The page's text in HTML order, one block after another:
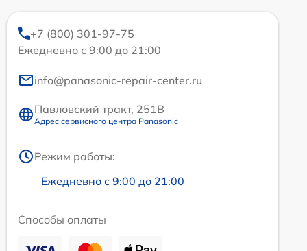
+7 (800) 301-97-75
Ежедневно с 9:00 до 21:00
info@panasonic-repair-center.ru
Павловский тракт, 251В
Адрес сервисного центра Panasonic
Режим работы:
Ежедневно с 9:00 до 21:00
Способы оплаты